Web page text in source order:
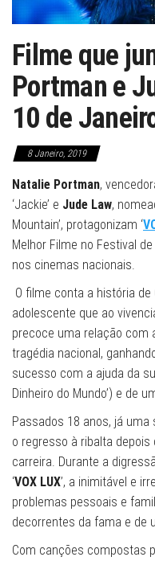
Filme que
Portman e
10 de
8 Janeiro, 2019
Natalie Portman,
‘Jackie’ e Jude Law,
Mountain’, protagonizam ‘
Melhor Filme no Festival
nos cinemas nacionais.
O filme conta a história
adolescente que ao
precoce uma relação com
tragédia nacional,
sucesso com a ajuda da
Dinheiro do Mundo’) e de
Passados 18 anos, já uma
o regresso à ribalta
carreira. Durante a
‘VOX LUX’, a inimitável e
problemas pessoais e
decorrentes da fama e de
Com canções compostas